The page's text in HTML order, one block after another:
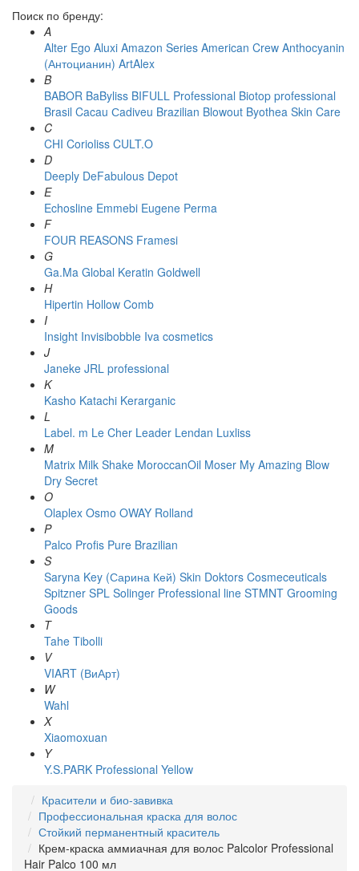
Поиск по бренду:
A
Alter Ego Aluxi Amazon Series American Crew Anthocyanin
(Антоцианин) ArtAlex
B
BABOR BaByliss BIFULL Professional Biotop professional
Brasil Cacau Сadiveu Brazilian Blowout Byothea Skin Care
C
CHI Corioliss CULT.O
D
Deeply DeFabulous Depot
E
Echosline Emmebi Eugene Perma
F
FOUR REASONS Framesi
G
Ga.Ma Global Keratin Goldwell
H
Hipertin Hollow Comb
I
Insight Invisibobble Iva cosmetics
J
Janeke JRL professional
K
Kasho Katachi Kerarganic
L
Label. m Le Cher Leader Lendan Luxliss
M
Matrix Milk Shake MoroccanOil Moser My Amazing Blow
Dry Secret
O
Olaplex Osmo OWAY Rolland
P
Palco Profis Pure Brazilian
S
Saryna Key (Сарина Кей) Skin Doktors Cosmeceuticals
Spitzner SPL Solinger Professional line STMNT Grooming
Goods
T
Tahe Tibolli
V
VIART (ВиАрт)
W
Wahl
X
Xiaomoxuan
Y
Y.S.PARK Professional Yellow
Красители и био-завивка
Профессиональная краска для волос
Стойкий перманентный краситель
Крем-краска аммиачная для волос Palcolor Professional
Hair Palco 100 мл